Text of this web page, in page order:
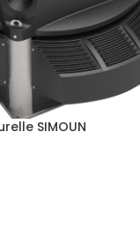
SIMOUN